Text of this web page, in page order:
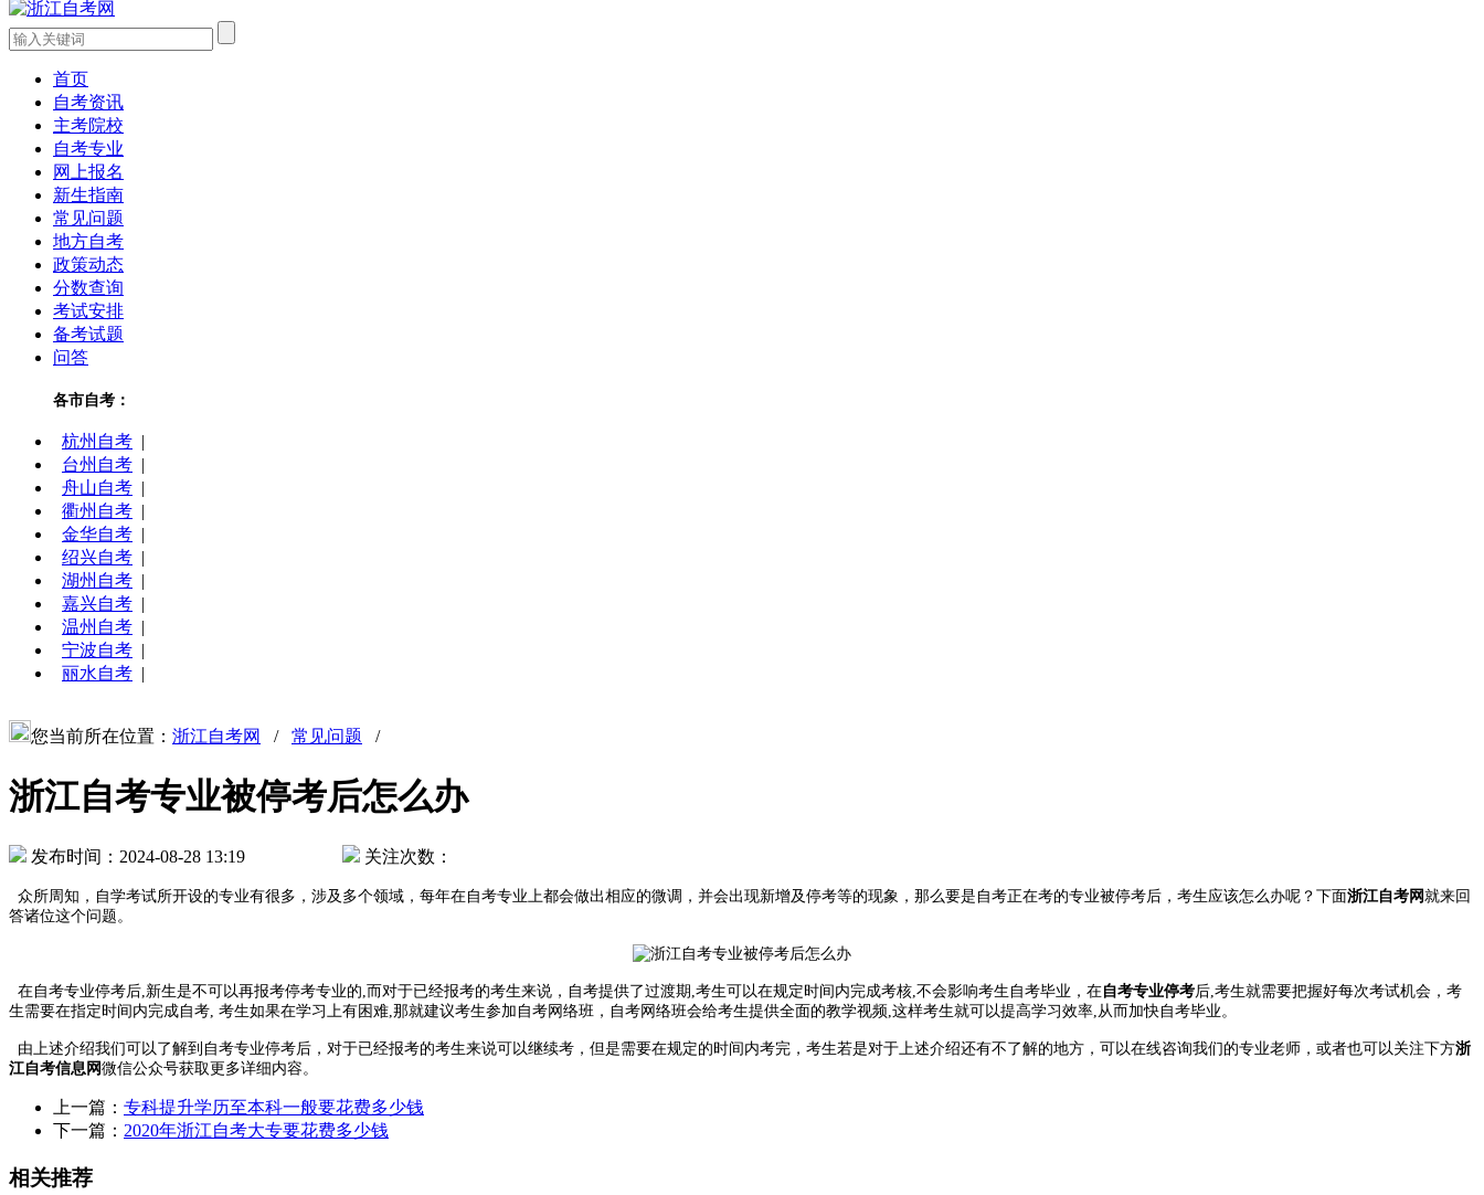
首页
自考资讯
主考院校
自考专业
网上报名
新生指南
常见问题
地方自考
政策动态
分数查询
考试安排
备考试题
问答
各市自考：
杭州自考 |
台州自考 |
舟山自考 |
衢州自考 |
金华自考 |
绍兴自考 |
湖州自考 |
嘉兴自考 |
温州自考 |
宁波自考 |
丽水自考 |
您当前所在位置： 浙江自考网 / 常见问题 /
浙江自考专业被停考后怎么办
发布时间：2024-08-28 13:19 关注次数：
众所周知，自学考试所开设的专业有很多，涉及多个领域，每年在自考专业上都会做出相应的微调，并会出现新增及停考等的现象，那么要是自考正在考的专业被停考后，考生应该怎么办呢？下面浙江自考网就来回
答诸位这个问题。
在自考专业停考后,新生是不可以再报考停考专业的,而对于已经报考的考生来说，自考提供了过渡期,考生可以在规定时间内完成考核,不会影响考生自考毕业，在自考专业停考后,考生就需要把握好每次考试机会，考
生需要在指定时间内完成自考, 考生如果在学习上有困难,那就建议考生参加自考网络班，自考网络班会给考生提供全面的教学视频,这样考生就可以提高学习效率,从而加快自考毕业。
由上述介绍我们可以了解到自考专业停考后，对于已经报考的考生来说可以继续考，但是需要在规定的时间内考完，考生若是对于上述介绍还有不了解的地方，可以在线咨询我们的专业老师，或者也可以关注下方浙
江自考信息网微信公众号获取更多详细内容。
上一篇： 专科提升学历至本科一般要花费多少钱
下一篇： 2020年浙江自考大专要花费多少钱
相关推荐